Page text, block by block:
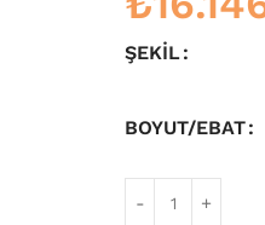
ŞEKIL
BOYUT/EBAT